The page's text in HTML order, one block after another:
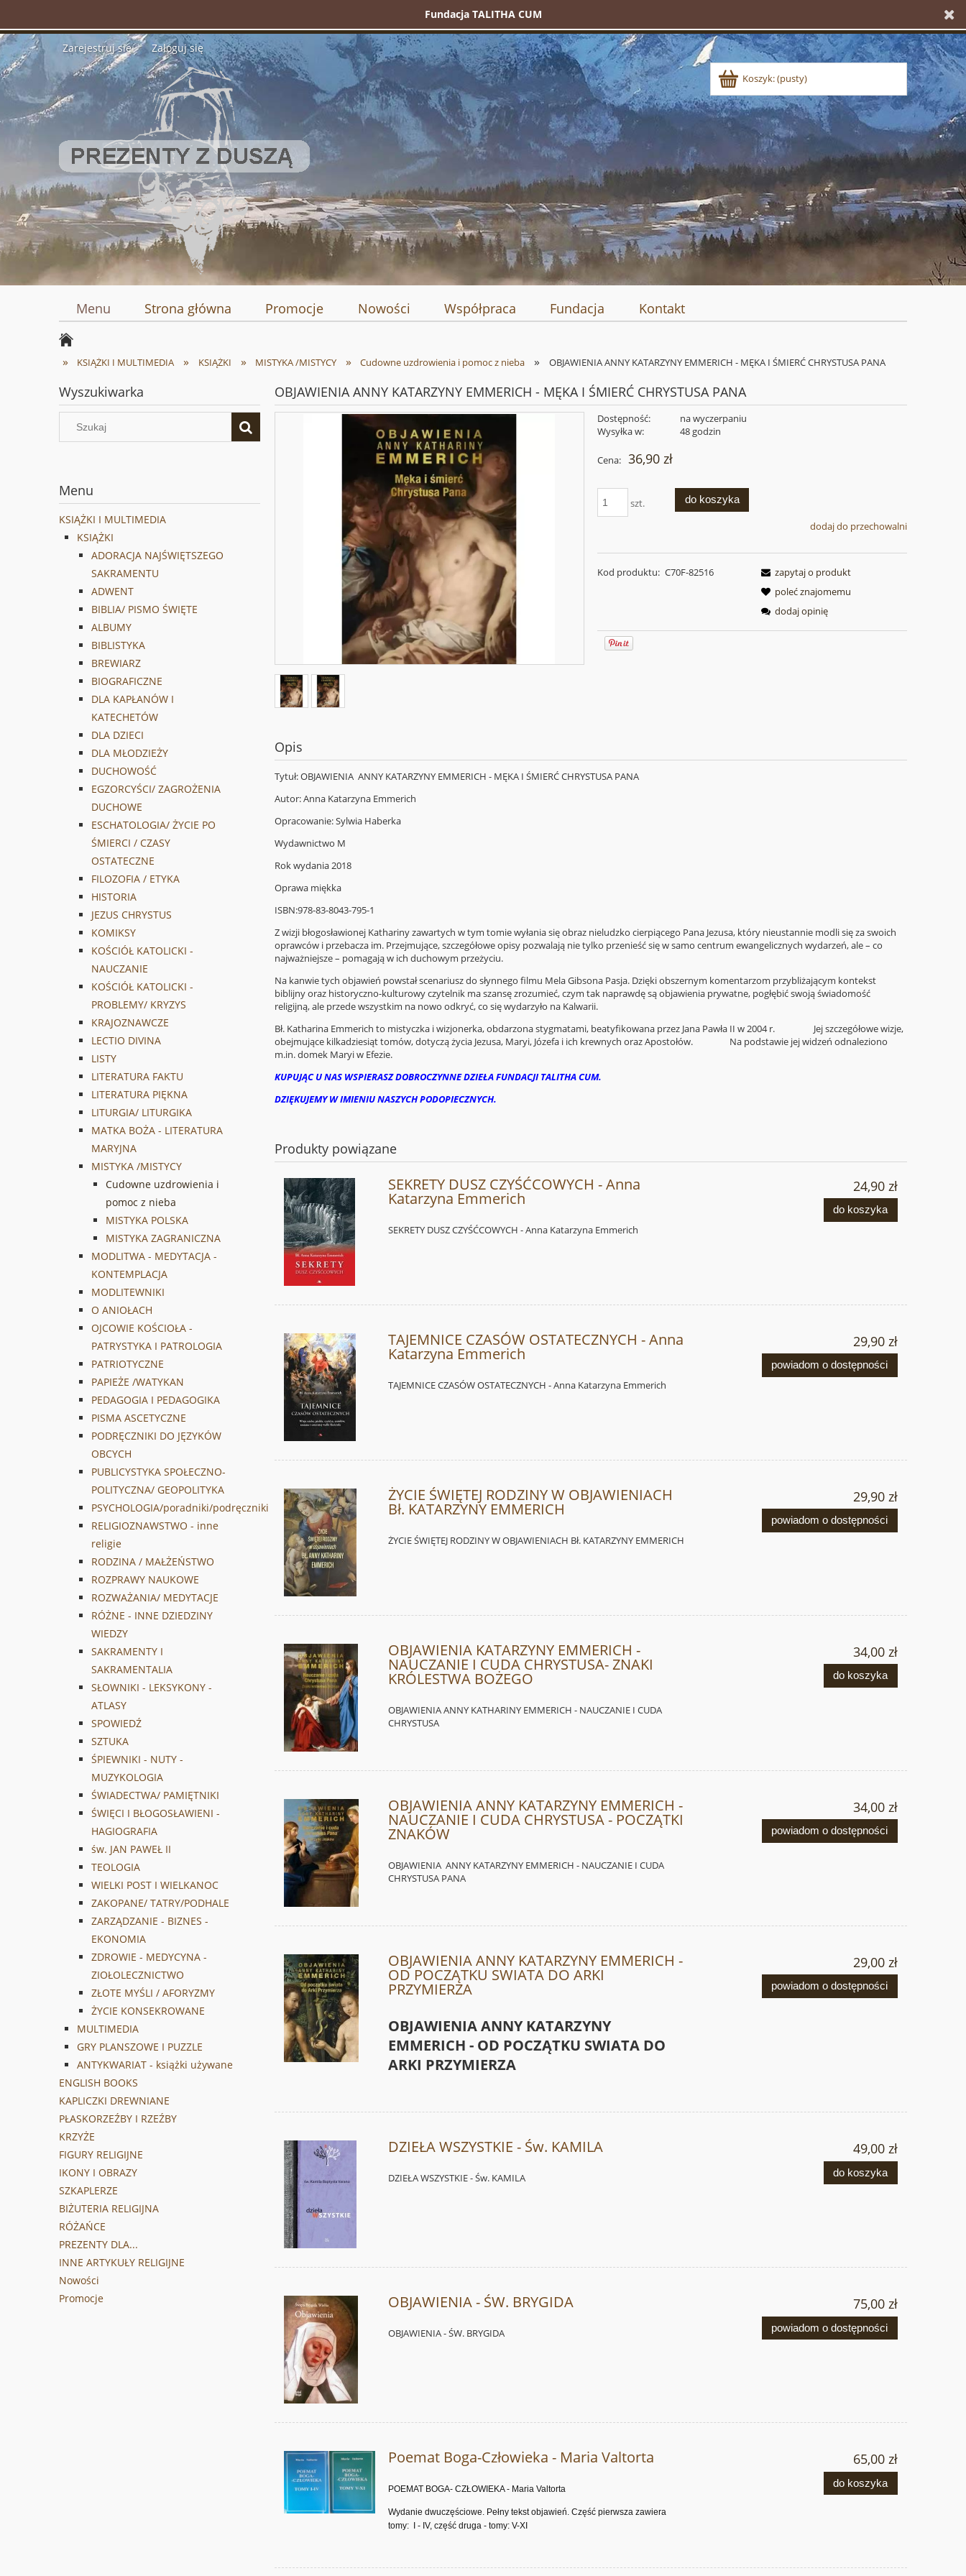
Fundacja TALITHA CUM
Zarejestruj się Zaloguj się
Koszyk:(pusty)
Menu Strona główna Promocje Nowości Współpraca Fundacja Kontakt
» KSIĄŻKI I MULTIMEDIA » KSIĄŻKI » MISTYKA /MISTYCY » Cudowne uzdrowienia i pomoc z nieba » OBJAWIENIA ANNY KATARZYNY EMMERICH - MĘKA I ŚMIERĆ CHRYSTUSA PANA
Wyszukiwarka
Menu
KSIĄŻKI I MULTIMEDIA
KSIĄŻKI
ADORACJA NAJŚWIĘTSZEGO
SAKRAMENTU
ADWENT
BIBLIA/ PISMO ŚWIĘTE
ALBUMY
BIBLISTYKA
BREWIARZ
BIOGRAFICZNE
DLA KAPŁANÓW I
KATECHETÓW
DLA DZIECI
DLA MŁODZIEŻY
DUCHOWOŚĆ
EGZORCYŚCI/ ZAGROŻENIA
DUCHOWE
ESCHATOLOGIA/ ŻYCIE PO
ŚMIERCI / CZASY
OSTATECZNE
FILOZOFIA / ETYKA
HISTORIA
JEZUS CHRYSTUS
KOMIKSY
KOŚCIÓŁ KATOLICKI -
NAUCZANIE
KOŚCIÓŁ KATOLICKI -
PROBLEMY/ KRYZYS
KRAJOZNAWCZE
LECTIO DIVINA
LISTY
LITERATURA FAKTU
LITERATURA PIĘKNA
LITURGIA/ LITURGIKA
MATKA BOŻA - LITERATURA
MARYJNA
MISTYKA /MISTYCY
Cudowne uzdrowienia i
pomoc z nieba
MISTYKA POLSKA
MISTYKA ZAGRANICZNA
MODLITWA - MEDYTACJA -
KONTEMPLACJA
MODLITEWNIKI
O ANIOŁACH
OJCOWIE KOŚCIOŁA -
PATRYSTYKA I PATROLOGIA
PATRIOTYCZNE
PAPIEŻE /WATYKAN
PEDAGOGIA I PEDAGOGIKA
PISMA ASCETYCZNE
PODRĘCZNIKI DO JĘZYKÓW
OBCYCH
PUBLICYSTYKA SPOŁECZNO-
POLITYCZNA/ GEOPOLITYKA
PSYCHOLOGIA/poradniki/podręczniki
RELIGIOZNAWSTWO - inne
religie
RODZINA / MAŁŻEŃSTWO
ROZPRAWY NAUKOWE
ROZWAŻANIA/ MEDYTACJE
RÓŻNE - INNE DZIEDZINY
WIEDZY
SAKRAMENTY I
SAKRAMENTALIA
SŁOWNIKI - LEKSYKONY -
ATLASY
SPOWIEDŹ
SZTUKA
ŚPIEWNIKI - NUTY -
MUZYKOLOGIA
ŚWIADECTWA/ PAMIĘTNIKI
ŚWIĘCI I BŁOGOSŁAWIENI -
HAGIOGRAFIA
św. JAN PAWEŁ II
TEOLOGIA
WIELKI POST I WIELKANOC
ZAKOPANE/ TATRY/PODHALE
ZARZĄDZANIE - BIZNES -
EKONOMIA
ZDROWIE - MEDYCYNA -
ZIOŁOLECZNICTWO
ZŁOTE MYŚLI / AFORYZMY
ŻYCIE KONSEKROWANE
MULTIMEDIA
GRY PLANSZOWE I PUZZLE
ANTYKWARIAT - książki używane
ENGLISH BOOKS
KAPLICZKI DREWNIANE
PŁASKORZEŹBY I RZEŹBY
KRZYŻE
FIGURY RELIGIJNE
IKONY I OBRAZY
SZKAPLERZE
BIŻUTERIA RELIGIJNA
RÓŻAŃCE
PREZENTY DLA...
INNE ARTYKUŁY RELIGIJNE
Nowości
Promocje
OBJAWIENIA ANNY KATARZYNY EMMERICH - MĘKA I ŚMIERĆ CHRYSTUSA PANA
Dostępność:
na wyczerpaniu
Wysyłka w:
48 godzin
Cena: 36,90 zł
szt. do koszyka
dodaj do przechowalni
Kod produktu: C70F-82516
zapytaj o produkt
poleć znajomemu
dodaj opinię
Opis
Tytuł: OBJAWIENIA ANNY KATARZYNY EMMERICH - MĘKA I ŚMIERĆ CHRYSTUSA PANA
Autor: Anna Katarzyna Emmerich
Opracowanie: Sylwia Haberka
Wydawnictwo M
Rok wydania 2018
Oprawa miękka
ISBN:978-83-8043-795-1
Z wizji błogosławionej Kathariny zawartych w tym tomie wyłania się obraz nieludzko cierpiącego Pana Jezusa, który nieustannie modli się za swoich
oprawców i przebacza im. Przejmujące, szczegółowe opisy pozwalają nie tylko przenieść się w samo centrum ewangelicznych wydarzeń, ale – co
najważniejsze – pomagają w ich duchowym przeżyciu.
Na kanwie tych objawień powstał scenariusz do słynnego filmu Mela Gibsona Pasja. Dzięki obszernym komentarzom przybliżającym kontekst
biblijny oraz historyczno-kulturowy czytelnik ma szansę zrozumieć, czym tak naprawdę są objawienia prywatne, pogłębić swoją świadomość
religijną, ale przede wszystkim na nowo odkryć, co się wydarzyło na Kalwarii.
Bł. Katharina Emmerich to mistyczka i wizjonerka, obdarzona stygmatami, beatyfikowana przez Jana Pawła II w 2004 r. Jej szczegółowe wizje,
obejmujące kilkadziesiąt tomów, dotyczą życia Jezusa, Maryi, Józefa i ich krewnych oraz Apostołów. Na podstawie jej widzeń odnaleziono
m.in. domek Maryi w Efezie.
KUPUJĄC U NAS WSPIERASZ DOBROCZYNNE DZIEŁA FUNDACJI TALITHA CUM.
DZIĘKUJEMY W IMIENIU NASZYCH PODOPIECZNYCH.
Produkty powiązane
SEKRETY DUSZ CZYŚĆCOWYCH - Anna
Katarzyna Emmerich
SEKRETY DUSZ CZYŚĆCOWYCH - Anna Katarzyna Emmerich
24,90 zł
do koszyka
TAJEMNICE CZASÓW OSTATECZNYCH - Anna
Katarzyna Emmerich
TAJEMNICE CZASÓW OSTATECZNYCH - Anna Katarzyna Emmerich
29,90 zł
powiadom o dostępności
ŻYCIE ŚWIĘTEJ RODZINY W OBJAWIENIACH
Bł. KATARZYNY EMMERICH
ŻYCIE ŚWIĘTEJ RODZINY W OBJAWIENIACH Bł. KATARZYNY EMMERICH
29,90 zł
powiadom o dostępności
OBJAWIENIA KATARZYNY EMMERICH -
NAUCZANIE I CUDA CHRYSTUSA- ZNAKI
KRÓLESTWA BOŻEGO
OBJAWIENIA ANNY KATHARINY EMMERICH - NAUCZANIE I CUDA
CHRYSTUSA
34,00 zł
do koszyka
OBJAWIENIA ANNY KATARZYNY EMMERICH -
NAUCZANIE I CUDA CHRYSTUSA - POCZĄTKI
ZNAKÓW
OBJAWIENIA ANNY KATARZYNY EMMERICH - NAUCZANIE I CUDA
CHRYSTUSA PANA
34,00 zł
powiadom o dostępności
OBJAWIENIA ANNY KATARZYNY EMMERICH -
OD POCZĄTKU SWIATA DO ARKI
PRZYMIERZA
OBJAWIENIA ANNY KATARZYNY
EMMERICH - OD POCZĄTKU SWIATA DO
ARKI PRZYMIERZA
29,00 zł
powiadom o dostępności
DZIEŁA WSZYSTKIE - Św. KAMILA
DZIEŁA WSZYSTKIE - Św. KAMILA
49,00 zł
do koszyka
OBJAWIENIA - ŚW. BRYGIDA
OBJAWIENIA - ŚW. BRYGIDA
75,00 zł
powiadom o dostępności
Poemat Boga-Człowieka - Maria Valtorta
POEMAT BOGA- CZŁOWIEKA - Maria Valtorta
Wydanie dwuczęściowe. Pełny tekst objawień. Część pierwsza zawiera
tomy: I - IV, część druga - tomy: V-XI
65,00 zł
do koszyka